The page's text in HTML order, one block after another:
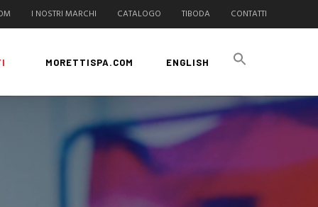
I NOSTRI MARCHI CATALOGO TIBODA CONTATTI
MORETTISPA.COM ENGLISH